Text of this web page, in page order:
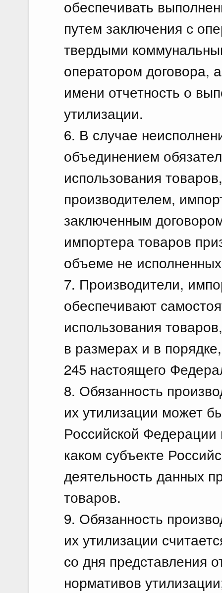
обеспечивать
путем заключения с
твердыми
оператором договора,
имени отчетность о
утилизации.
6. В случае
объединением
использования
производителем,
заключенным
импортера товаров
объеме не
7. Производители,
обеспечивают
использования
в размерах и в
245 настоящего
8. Обязанность
их утилизации может
Российской Федерации
каком субъекте
деятельность данных
товаров.
9. Обязанность
их утилизации
со дня представления
нормативов